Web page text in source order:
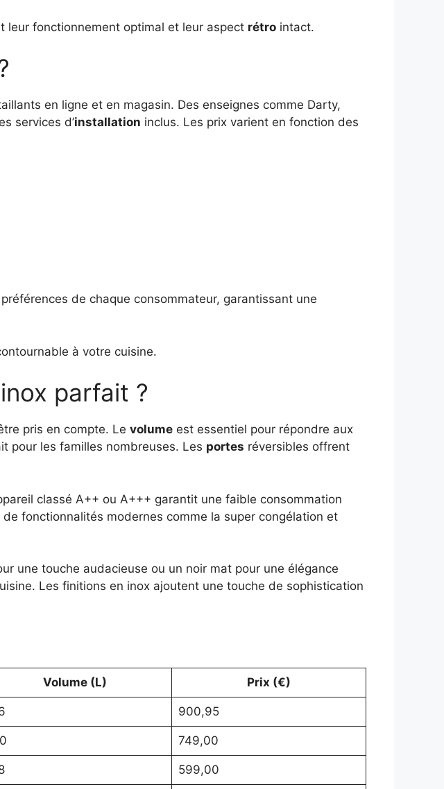
leur fonctionnement optimal et leur aspect rétro intact.
en ligne et en magasin. Des enseignes comme Darty,
services d’installation inclus. Les prix varient en fonction des
de chaque consommateur, garantissant une
à votre cuisine.
parfait ?
pris en compte. Le volume est essentiel pour répondre aux
pour les familles nombreuses. Les portes réversibles offrent
classé A++ ou A+++ garantit une faible consommation
de fonctionnalités modernes comme la super congélation et
une touche audacieuse ou un noir mat pour une élégance
Les finitions en inox ajoutent une touche de sophistication
Volume (L) Prix (€)
900,95
749,00
599,00